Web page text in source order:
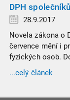
DPH
28.9.2017
Novela zákona o
července mění i
fyzických osob.
specifickými
dani a dalších
...celý článek